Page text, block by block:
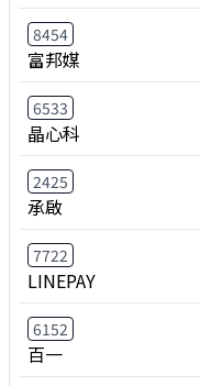
8454
富邦媒
6533
晶心科
2425
承啟
7722
LINEPAY
6152
百一